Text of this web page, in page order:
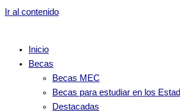
Ir al contenido
Inicio
Becas
Becas MEC
Becas para estudiar en los
Destacadas